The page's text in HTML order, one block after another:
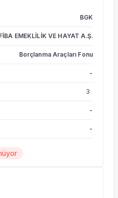
BGK
EMEKLİLİK VE HAYAT A.Ş.
Borçlanma Araçları Fonu
-
3
-
-